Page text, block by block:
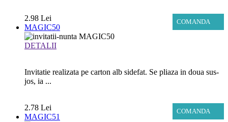
COMANDA
2.98 Lei
MAGIC50
DETALII
Invitatie realizata pe carton alb sidefat. Se pliaza in doua sus-
jos, ia ...
COMANDA
2.78 Lei
MAGIC51